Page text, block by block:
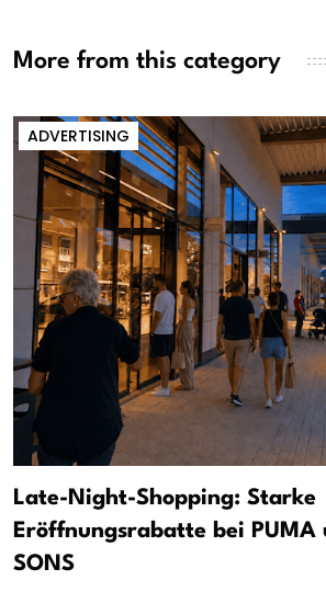
More from this category
ADVERTISING
Late-Night-Shopping: Starke
Eröffnungsrabatte bei PUMA
SONS